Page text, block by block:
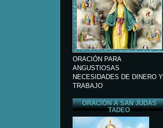
ORACIÓN PARA
ANGUSTIOSAS
NECESIDADES DE DINERO Y
TRABAJO
ORACIÓN A SAN JUDAS
TADEO